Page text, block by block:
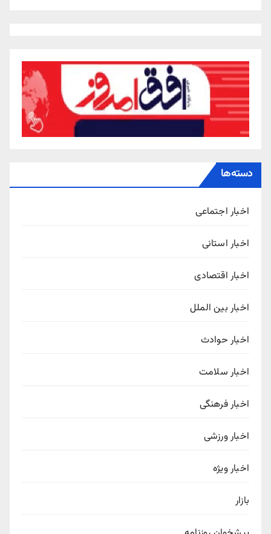
دسته‌ها
اخبار اجتماعی
اخبار استانی
اخبار اقتصادی
اخبار بین الملل
اخبار حوادث
اخبار سلامت
اخبار فرهنگی
اخبار ورزشی
اخبار ویژه
بازار